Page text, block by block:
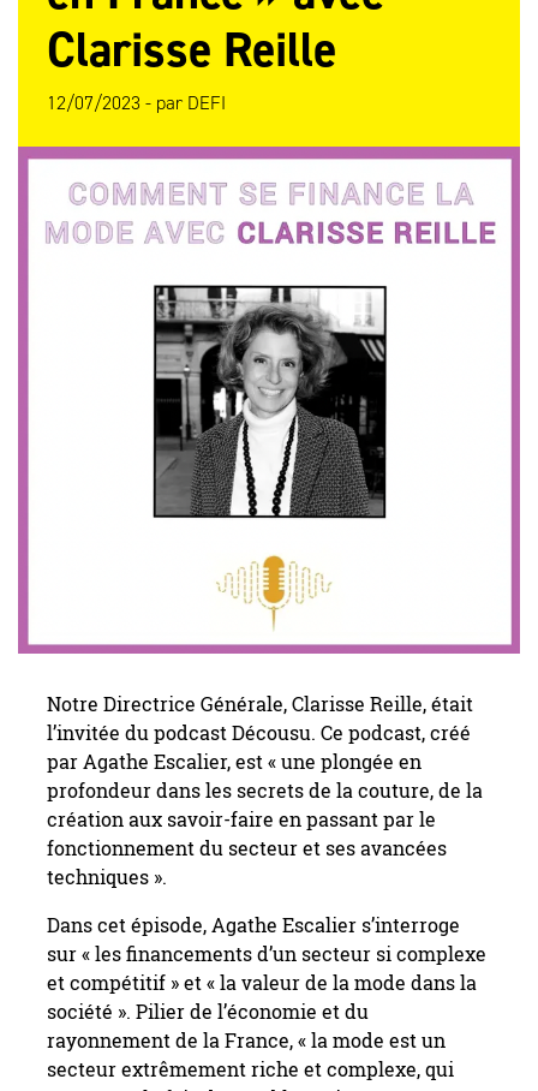
Clarisse Reille
12/07/2023 - par DEFI
Notre Directrice Générale, Clarisse Reille, était
l’invitée du podcast Décousu. Ce podcast, créé
par Agathe Escalier, est « une plongée en
profondeur dans les secrets de la couture, de la
création aux savoir-faire en passant par le
fonctionnement du secteur et ses avancées
techniques ».
Dans cet épisode, Agathe Escalier s’interroge
sur « les financements d’un secteur si complexe
et compétitif » et « la valeur de la mode dans la
société ». Pilier de l’économie et du
rayonnement de la France, « la mode est un
secteur extrêmement riche et complexe, qui